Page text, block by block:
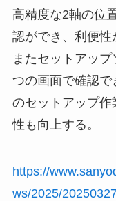
高精度な2軸の位
認ができ、利便性
またセットアッ
つの画面で確認
のセットアップ作
性も向上する。
https://
ws/2025/